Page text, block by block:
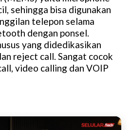
sehingga bisa digunakan
telepon selama
dengan ponsel.
yang didedikasikan
reject call. Sangat cocok
video calling dan VOIP